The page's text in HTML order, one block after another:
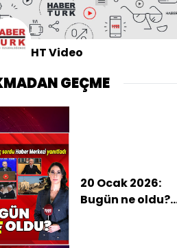
HT Video
GEÇME
20 Ocak 2026:
Bugün ne oldu?